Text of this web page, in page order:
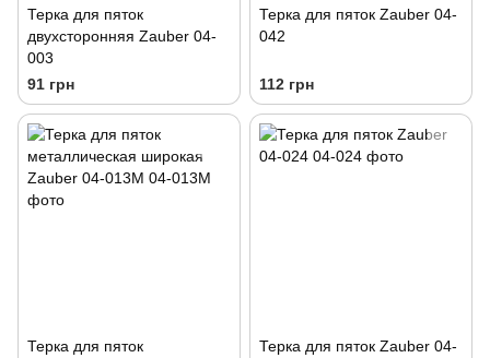
Терка для пяток
двухсторонняя Zauber 04-
003
91 грн
Терка для пяток Zauber 04-
042
112 грн
Терка для пяток
Терка для пяток Zauber 04-